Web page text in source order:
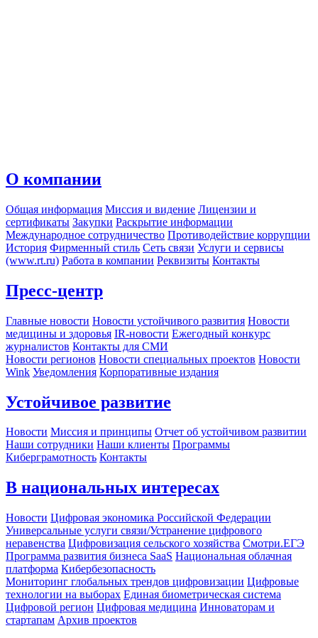
О компании
Общая информация Миссия и видение Лицензии и
сертификаты Закупки Раскрытие информации
Международное сотрудничество Противодействие коррупции
История Фирменный стиль Сеть связи Услуги и сервисы
(www.rt.ru) Работа в компании Реквизиты Контакты
Пресс-центр
Главные новости Новости устойчивого развития Новости
медицины и здоровья IR-новости Ежегодный конкурс
журналистов Контакты для СМИ
Новости регионов Новости специальных проектов Новости
Wink Уведомления Корпоративные издания
Устойчивое развитие
Новости Миссия и принципы Отчет об устойчивом развитии
Наши сотрудники Наши клиенты Программы
Киберграмотность Контакты
В национальных интересах
Новости Цифровая экономика Российской Федерации
Универсальные услуги связи/Устранение цифрового
неравенства Цифровизация сельского хозяйства Смотри.ЕГЭ
Программа развития бизнеса SaaS Национальная облачная
платформа Кибербезопасность
Мониторинг глобальных трендов цифровизации Цифровые
технологии на выборах Единая биометрическая система
Цифровой регион Цифровая медицина Инноваторам и
стартапам Архив проектов